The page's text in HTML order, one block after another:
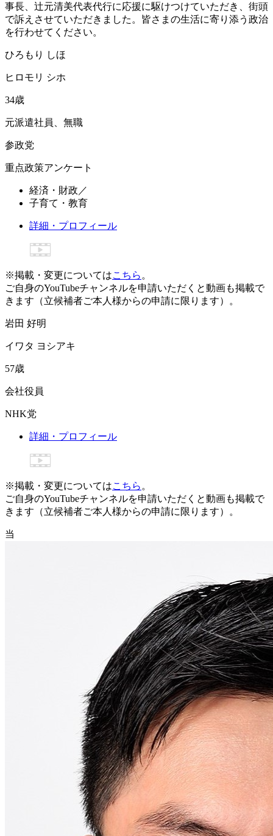
事長、辻元清美代表代行に応援に駆けつけていただき、街頭
で訴えさせていただきました。皆さまの生活に寄り添う政治
を行わせてください。
ひろ も り しほ
ヒ ロ モ リ シホ
34歳
元派遣社員、無職
参政党
重点政策アンケート
経済・財政 ／
子育て・教育
詳細・プロフィール
※掲載・変更についてはこちら 。
ご自身のYouTubeチャンネルを申請いただくと動画も掲載で
きます（立候補者ご本人様からの申請に限ります）。
岩田 好明
イ ワ タ ヨ シアキ
57歳
会社役員
NHK党
詳細・プロフィール
※掲載・変更についてはこちら 。
ご自身のYouTubeチャンネルを申請いただくと動画も掲載で
きます（立候補者ご本人様からの申請に限ります）。
当